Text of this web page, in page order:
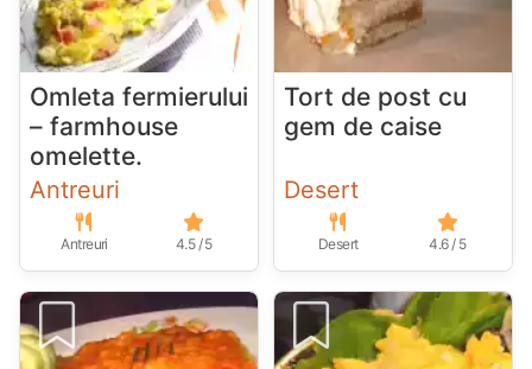
Omleta fermierului
– farmhouse
omelette.
Antreuri
Antreuri 4.5 / 5
Tort de post cu
gem de caise
Desert
Desert 4.6 / 5